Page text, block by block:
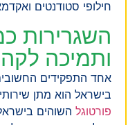
חילופי סטודנטים
השגרירות
ותמיכה
אחד התפקידים
בישראל הוא מתן
פורטוגל השוהים